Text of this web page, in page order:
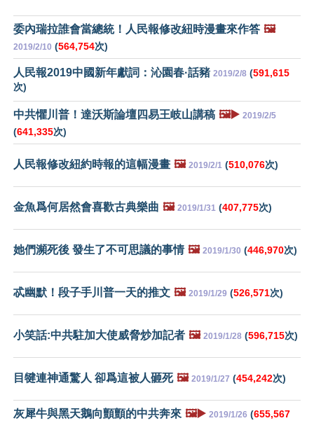
委內瑞拉誰會當總統！人民報修改紐時漫畫來作答 🖼️
2019/2/10 (564,754次)
人民報2019中國新年獻詞：沁園春·話豬 2019/2/8 (591,615
次)
中共懼川普！達沃斯論壇四易王岐山講稿 🖼️▶️ 2019/2/5
(641,335次)
人民報修改紐約時報的這幅漫畫 🖼️ 2019/2/1 (510,076次)
金魚爲何居然會喜歡古典樂曲 🖼️ 2019/1/31 (407,775次)
她們瀕死後 發生了不可思議的事情 🖼️ 2019/1/30 (446,970次)
忒幽默！段子手川普一天的推文 🖼️ 2019/1/29 (526,571次)
小笑話:中共駐加大使威脅炒加記者 🖼️ 2019/1/28 (596,715次)
目犍連神通驚人 卻爲這被人砸死 🖼️ 2019/1/27 (454,242次)
灰犀牛與黑天鵝向顫顫的中共奔來 🖼️▶️ 2019/1/26 (655,567